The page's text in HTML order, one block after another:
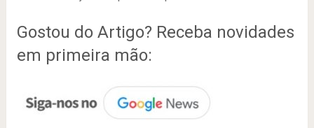
Gostou do Artigo? Receba novidades
em primeira mão: